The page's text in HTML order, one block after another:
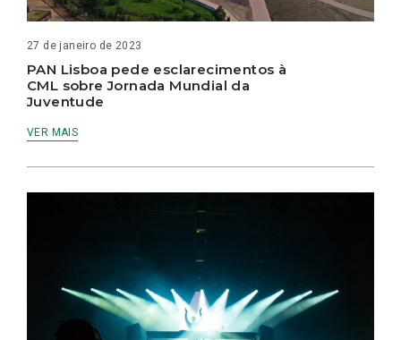
27 de janeiro de 2023
PAN Lisboa pede esclarecimentos à
CML sobre Jornada Mundial da
Juventude
VER MAIS